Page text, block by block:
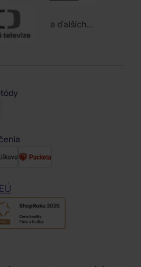
a ďalších...